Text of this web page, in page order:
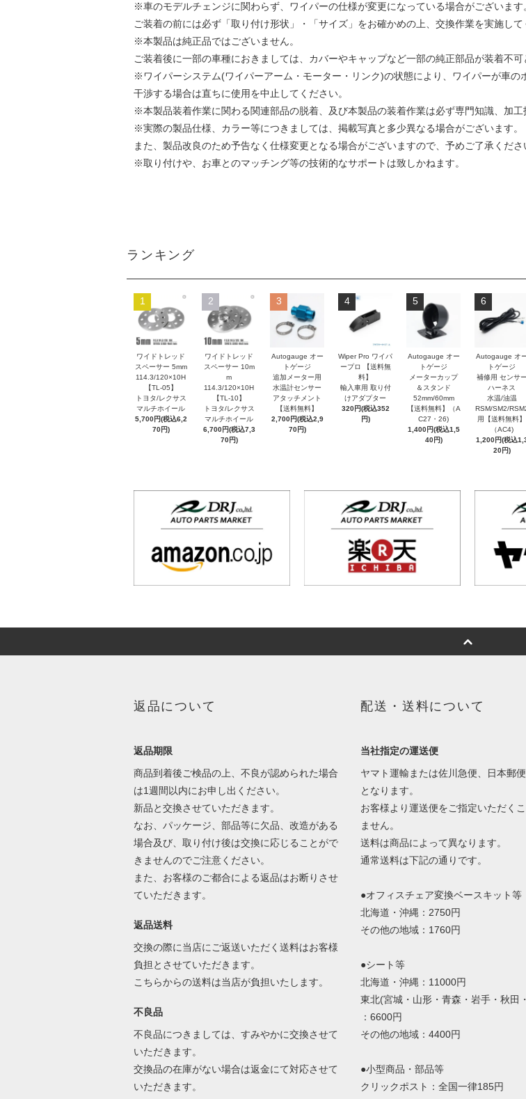
※車のモデルチェンジに関わらず、ワイパーの仕様が変更になっている場合がございます
ご装着の前には必ず「取り付け形状」・「サイズ」をお確かめの上、交換作業を実施して
※本製品は純正品ではございません。
ご装着後に一部の車種におきましては、カバーやキャップなど一部の純正部品が装着不可
※ワイパーシステム(ワイパーアーム・モーター・リンク)の状態により、ワイパーが車の
干渉する場合は直ちに使用を中止してください。
※本製品装着作業に関わる関連部品の脱着、及び本製品の装着作業は必ず専門知識、加
※実際の製品仕様、カラー等につきましては、掲載写真と多少異なる場合がございます。
また、製品改良のため予告なく仕様変更となる場合がございますので、予めご了承くださ
※取り付けや、お車とのマッチング等の技術的なサポートは致しかねます。
ランキング
1
ワイドトレッド
スペーサー 5mm
114.3/120×10H
【TL-05】
トヨタ/レクサス
マルチホイール
5,700円(税込6,2
70円)
2
ワイドトレッド
スペーサー 10m
m
114.3/120×10H
【TL-10】
トヨタ/レクサス
マルチホイール
6,700円(税込7,3
70円)
3
Autogauge オー
トゲージ
追加メーター用
水温計センサー
アタッチメント
【送料無料】
2,700円(税込2,9
70円)
4
Wiper Pro ワイパ
ープロ 【送料無
料】
輸入車用 取り付
けアダプター
320円(税込352
円)
5
Autogauge オー
トゲージ
メーターカップ
＆スタンド
52mm/60mm
【送料無料】（A
C27・26)
1,400円(税込1,5
40円)
6
Autogauge オ
トゲージ
補修用 センサー
ハーネス
水温/油温
RSM/SM2/
用【送料無料】
（AC4)
1,200円(税込
20円)
返品について
返品期限
商品到着後ご検品の上、不良が認められた場合
は1週間以内にお申し出ください。
新品と交換させていただきます。
なお、パッケージ、部品等に欠品、改造がある
場合及び、取り付け後は交換に応じることがで
きませんのでご注意ください。
また、お客様のご都合による返品はお断りさせ
ていただきます。
返品送料
交換の際に当店にご返送いただく送料はお客様
負担とさせていただきます。
こちらからの送料は当店が負担いたします。
不良品
不良品につきましては、すみやかに交換させて
いただきます。
交換品の在庫がない場合は返金にて対応させて
いただきます。
配送・送料について
当社指定の運送便
ヤマト運輸または佐川急便、日本郵
となります。
お客様より運送便をご指定いただく
ません。
送料は商品によって異なります。
通常送料は下記の通りです。
●オフィスチェア変換ベースキット等
北海道・沖縄：2750円
その他の地域：1760円
●シート等
北海道・沖縄：11000円
東北(宮城・山形・青森・岩手・秋田
：6600円
その他の地域：4400円
●小型商品・部品等
クリックポスト：全国一律185円